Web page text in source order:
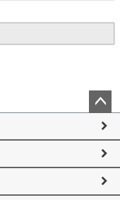
ペー
ップ
へ